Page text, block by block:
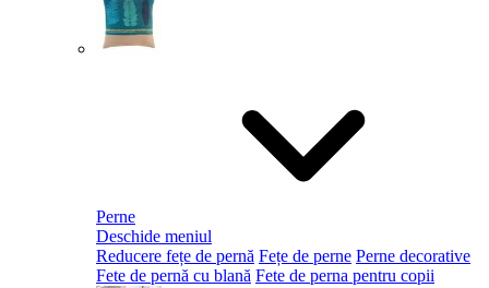
Perne
Deschide meniul
Reducere fețe de pernă Fețe de perne Perne decorative
Fete de pernă cu blană Fete de perna pentru copii